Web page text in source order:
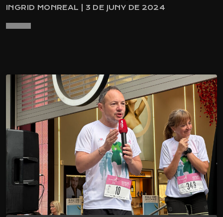
INGRID MONREAL | 3 DE JUNY DE 2024